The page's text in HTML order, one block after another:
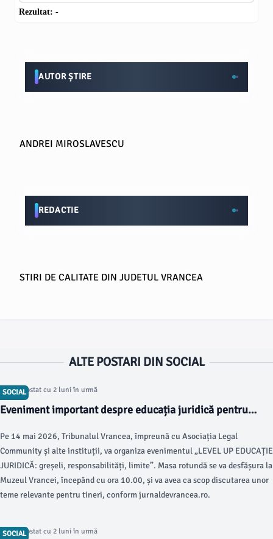
Rezultat: -
AUTOR ȘTIRE
ANDREI MIROSLAVESCU
REDACTIE
STIRI DE CALITATE DIN JUDETUL VRANCEA
ALTE POSTARI DIN SOCIAL
SOCIAL
Articol postat cu 2 luni în urmă
Eveniment important despre educația juridică pentru
Pe 14 mai 2026, Tribunalul Vrancea, împreună cu Asociația Legal
Community și alte instituții, va organiza evenimentul „LEVEL UP EDUCAȚIE
JURIDICĂ: greșeli, responsabilități, limite”. Masa rotundă se va desfășura la
Muzeul Vrancei, începând cu ora 10.00, și va avea ca scop discutarea unor
teme relevante pentru tineri, conform jurnaldevrancea.ro.
SOCIAL
Articol postat cu 2 luni în urmă